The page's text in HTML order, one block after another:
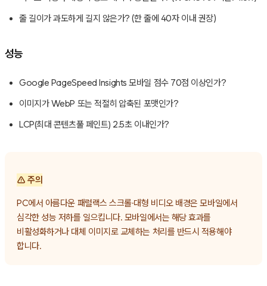
줄 길이가 과도하게 길지 않은가? (한 줄에 40자 이내 권장)
성능
Google PageSpeed Insights 모바일 점수 70점 이상인가?
이미지가 WebP 또는 적절히 압축된 포맷인가?
LCP(최대 콘텐츠풀 페인트) 2.5초 이내인가?
⚠️ 주의
PC에서 아름다운 패럴랙스 스크롤·대형 비디오 배경은 모바일에서
심각한 성능 저하를 일으킵니다. 모바일에서는 해당 효과를
비활성화하거나 대체 이미지로 교체하는 처리를 반드시 적용해야
합니다.